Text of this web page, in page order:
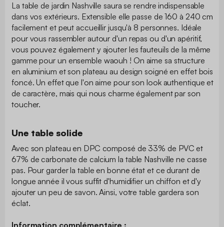
La table de jardin Nashville saura se rendre indispensable
dans vos extérieurs. Extensible elle passe de 160 à 240 cm
facilement et peut accueillir jusqu'à 8 personnes. Idéale
pour vous rassembler autour d'un repas ou d'un apéritif,
vous pouvez également y ajouter les fauteuils de la même
gamme pour un ensemble waouh ! On aime sa structure
en aluminium et son plateau au design soigné en effet bois
foncé. Un effet que l'on aime pour son look authentique et
de caractère, mais qui nous charme également par son
toucher.
Une table solide
Avec son plateau en DPC composé de 33% de PVC et
67% de carbonate de calcium la table Nashville ne casse
pas. Pour garder la table en bonne état et ce durant de
longue année il vous suffit d'humidifier un chiffon et d'y
ajouter un peu de savon. Ainsi, votre table gardera son
éclat.